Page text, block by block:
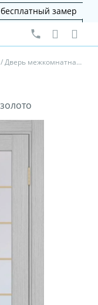
бесплатный замер
/ Дверь межкомнатная Турин 524АСС.22 - дуб серый, прозрачное, алюм.золото